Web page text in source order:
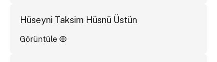
Hüseyni Taksim Hüsnü Üstün
Görüntüle